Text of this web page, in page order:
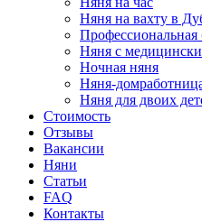
Няня на вахту в
Профессиональная
Няня с
Ночная няня
Няня-
Няня для двоих
Стоимость
Отзывы
Вакансии
Няни
Статьи
FAQ
Контакты